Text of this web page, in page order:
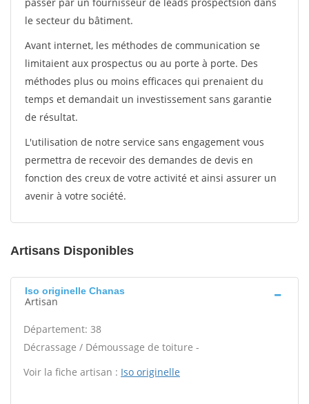
le secteur du bâtiment.
Avant internet, les méthodes de communication se
limitaient aux prospectus ou au porte à porte. Des
méthodes plus ou moins efficaces qui prenaient du
temps et demandait un investissement sans garantie
de résultat.
L'utilisation de notre service sans engagement vous
permettra de recevoir des demandes de devis en
fonction des creux de votre activité et ainsi assurer un
avenir à votre société.
Artisans Disponibles
Iso originelle Chanas
Artisan
Département: 38
Décrassage / Démoussage de toiture -
Voir la fiche artisan : Iso originelle